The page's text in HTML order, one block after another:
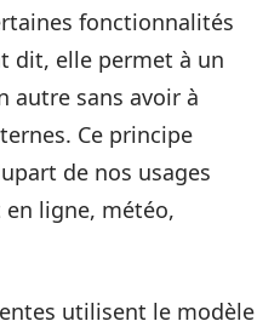
fonctionnalités
dit, elle permet à un
autre sans avoir à
Ce principe
de nos usages
ligne, météo,
utilisent le modèle